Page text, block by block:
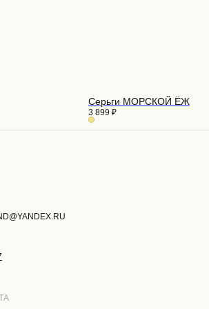
Серьги МОРСКОЙ ЁЖ
3 899 ₽